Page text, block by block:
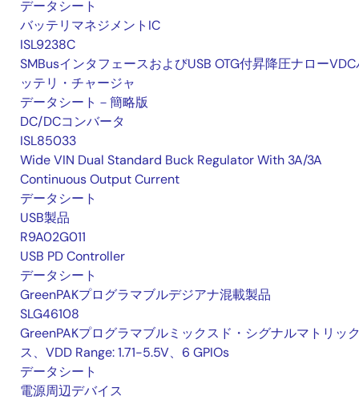
データシート
バッテリマネジメントIC
ISL9238C
SMBusインタフェースおよびUSB OTG付昇降圧ナローVDC
ッテリ・チャージャ
データシート－簡略版
DC/DCコンバータ
ISL85033
Wide VIN Dual Standard Buck Regulator With 3A/3A
Continuous Output Current
データシート
USB製品
R9A02G011
USB PD Controller
データシート
GreenPAKプログラマブルデジアナ混載製品
SLG46108
GreenPAKプログラマブルミックスド・シグナルマトリッ
ス、VDD Range: 1.71-5.5V、6 GPIOs
データシート
電源周辺デバイス